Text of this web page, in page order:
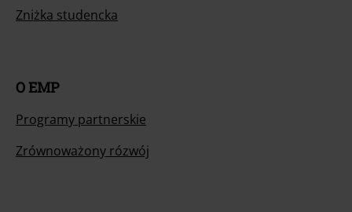
Zniżka studencka
O EMP
Programy partnerskie
Zrównoważony rózwój